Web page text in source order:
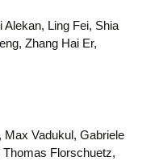
Ling Fei, Shia
Zhang Hai Er,
Vadukul, Gabriele
Florschuetz,